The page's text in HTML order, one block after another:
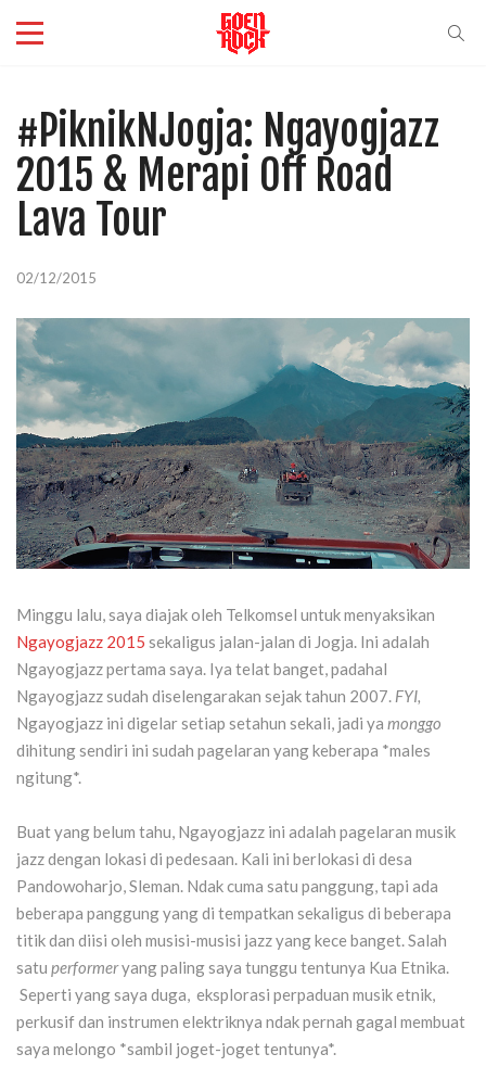
#PiknikNJogja: Ngayogjazz
2015 & Merapi Off Road
Lava Tour
02/12/2015
Minggu lalu, saya diajak oleh Telkomsel untuk menyaksikan
Ngayogjazz 2015 sekaligus jalan-jalan di Jogja. Ini adalah
Ngayogjazz pertama saya. Iya telat banget, padahal
Ngayogjazz sudah diselengarakan sejak tahun 2007. FYI,
Ngayogjazz ini digelar setiap setahun sekali, jadi ya monggo
dihitung sendiri ini sudah pagelaran yang keberapa *males
ngitung*.
Buat yang belum tahu, Ngayogjazz ini adalah pagelaran musik
jazz dengan lokasi di pedesaan. Kali ini berlokasi di desa
Pandowoharjo, Sleman. Ndak cuma satu panggung, tapi ada
beberapa panggung yang di tempatkan sekaligus di beberapa
titik dan diisi oleh musisi-musisi jazz yang kece banget. Salah
satu performeryang paling saya tunggu tentunya Kua Etnika.
Seperti yang saya duga, eksplorasi perpaduan musik etnik,
perkusif dan instrumen elektriknya ndak pernah gagal membuat
saya melongo *sambil joget-joget tentunya*.